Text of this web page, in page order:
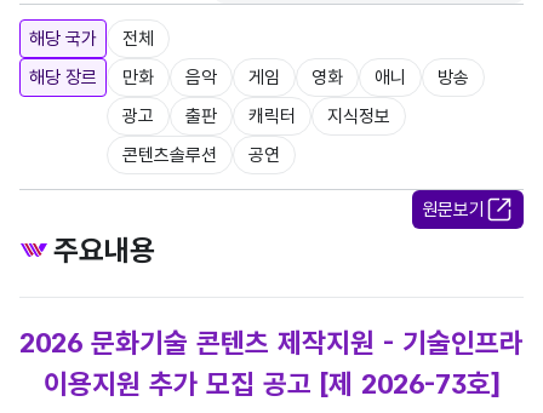
해당 국가
전체
해당 장르
만화 음악 게임 영화 애니
방송
광고
출판 캐릭터
지식정보
콘텐츠솔루션
공연
원문보기
주요내용
2026 문화기술 콘텐츠 제작지원 - 기술인프라
이용지원 추가 모집 공고 [제 2026-73호]